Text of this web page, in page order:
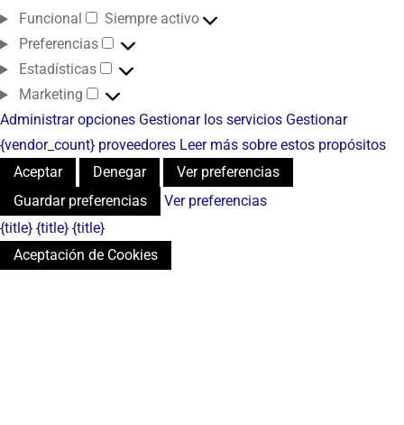
Funcional
Siempre activo
Preferencias
Estadísticas
Marketing
Administrar opciones Gestionar los servicios Gestionar
{vendor_count} proveedores Leer más sobre estos propósitos
Aceptar
Denegar
Ver preferencias
Guardar preferencias
Ver preferencias
{title} {title} {title}
Aceptación de Cookies